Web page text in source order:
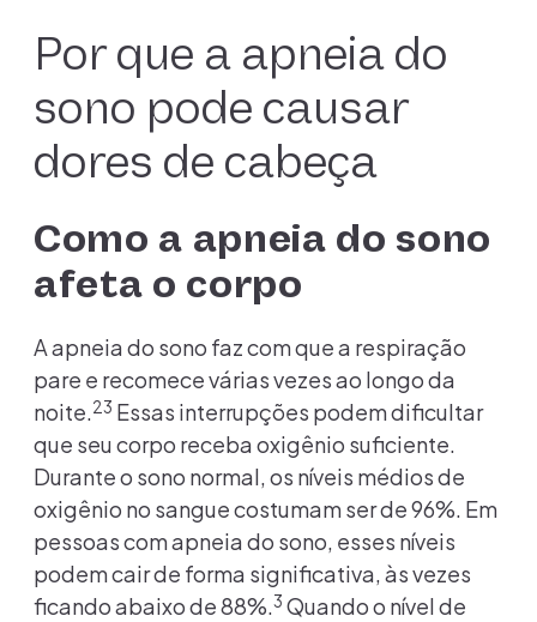
Por que a apneia do
sono pode causar
dores de cabeça
Como a apneia do sono
afeta o corpo
A apneia do sono faz com que a respiração
pare e recomece várias vezes ao longo da
noite.23 Essas interrupções podem dificultar
que seu corpo receba oxigênio suficiente.
Durante o sono normal, os níveis médios de
oxigênio no sangue costumam ser de 96%. Em
pessoas com apneia do sono, esses níveis
podem cair de forma significativa, às vezes
ficando abaixo de 88%.3 Quando o nível de